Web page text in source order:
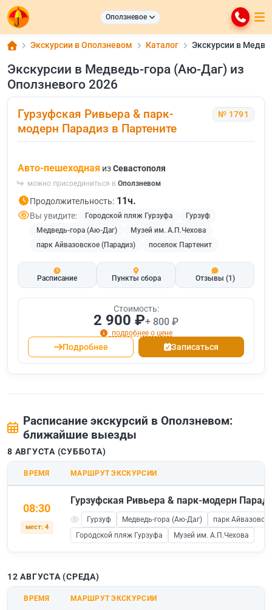
Оползневое
Экскурсии в Оползневом Каталог Экскурсии в
Экскурсии в Медведь-гора (Аю-Даг) из
Оползневого 2026
Гурзуфская Ривьера & парк-
модерн Парадиз в Партените
№ 1791
Авто-пешеходная изСевастополя
можно присоединиться в Оползневом
Продолжительность: 11ч.
Вы увидите: Городской пляж Гурзуфа
Гурзуф
Медведь-гора (Аю-Даг)
Музей им. А.П.Чехова
парк Айвазовское (Парадиз)
поселок Партенит
Расписание Пункты сбора Отзывы (1)
Стоимость:
2 900 ₽+ 800 ₽
подробнее о цене
Подробнее Записаться
Расписание экскурсий в Оползневом:
ближайшие выезды
8 АВГУСТА (СУББОТА)
ВРЕМЯ МАРШРУТ ЭКСКУРСИИ
08:30
мест: 4
Гурзуфская Ривьера & парк-модерн
Гурзуф Медведь-гора (Аю-Даг)
парк
Городской пляж Гурзуфа
Музей им. А.П.Чехова
12 АВГУСТА (СРЕДА)
ВРЕМЯ МАРШРУТ ЭКСКУРСИИ